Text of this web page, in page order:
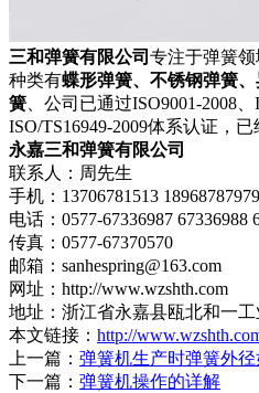
三和弹簧有限公司 专注于弹簧领
种类有蝶形弹簧、不锈钢弹簧
簧、公司已通过ISO9001-2008、
ISO/TS16949-2009体系认证，
永嘉三和弹簧有限公司
联系人：周先生
手机：13706781513 18968787979
电话：0577-67336987 67336988
传真：0577-67370570
邮箱：sanhespring@163.com
网址：http://www.wzshth.com
地址：浙江省永嘉县瓯北和一
本文链接： http://
上一篇： 弹簧机生产时弹簧外径
下一篇： 弹簧机操作的详解